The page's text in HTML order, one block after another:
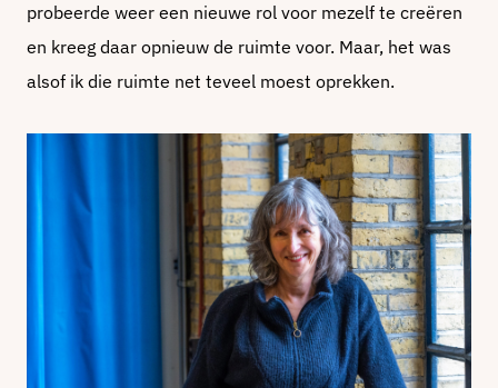
probeerde weer een nieuwe rol voor mezelf te creëren
en kreeg daar opnieuw de ruimte voor. Maar, het was
alsof ik die ruimte net teveel moest oprekken.